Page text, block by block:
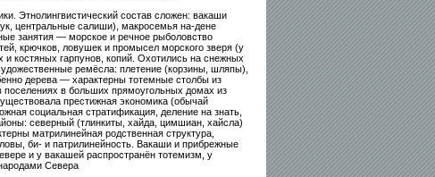
Этнолингвистический состав сложен: вакаши
центральные салиши), макросемья на-дене
занятия — морское и речное рыболовство
крючков, ловушек и промысел морского зверя (у
костяных гарпунов, копий. Охотились на снежных
ремёсла: плетение (корзины, шляпы),
дерева — характерны тотемные столбы из
в больших прямоугольных домах из
престижная экономика (обычай
социальная стратификация, деление на знать,
северный (тлинкиты, хайда, цимшиан, хайсла)
матрилинейная родственная структура,
би- и патрилинейность. Вакаши и прибрежные
и у вакашей распространён тотемизм, у
Севера